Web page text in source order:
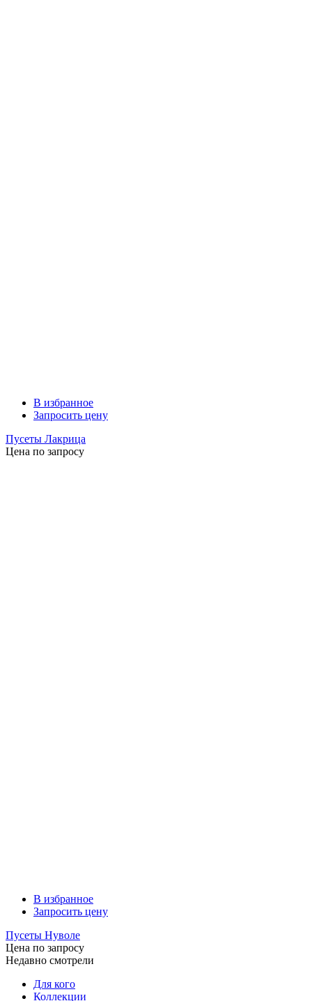
В избранное
Запросить цену
Пусеты Лакрица
Цена по запросу
В избранное
Запросить цену
Пусеты Нуволе
Цена по запросу
Недавно смотрели
Для кого
Коллекции